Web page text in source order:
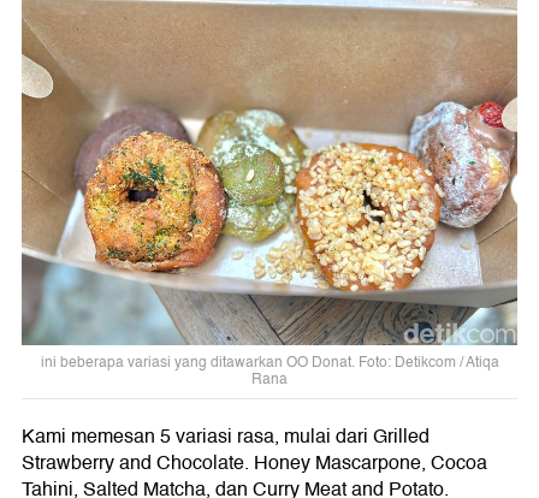
ini beberapa variasi yang ditawarkan OO Donat. Foto: Detikcom / Atiqa
Rana
Kami memesan 5 variasi rasa, mulai dari Grilled
Strawberry and Chocolate. Honey Mascarpone, Cocoa
Tahini, Salted Matcha, dan Curry Meat and Potato.